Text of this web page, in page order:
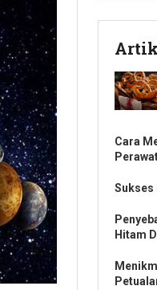
Cara
Sukses
Hitam